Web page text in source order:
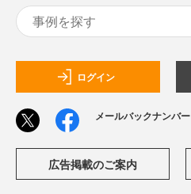
ログイン
メールバックナンバー
広告掲載のご案内